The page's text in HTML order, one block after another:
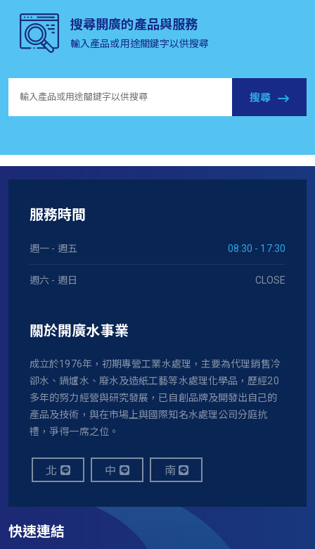
搜尋開廣的產品與服務
輸入產品或用途關鍵字以供搜尋
搜尋
服務時間
週一 - 週五 08:30 - 17:30
週六 - 週日 CLOSE
關於開廣水事業
成立於1976年，初期專營工業水處理，主要為代理銷售冷
卻水、鍋爐水、廢水及造紙工藝等水處理化學品，歷經20
多年的努力經營與研究發展，已自創品牌及開發出自己的
產品及技術，與在市場上與國際知名水處理公司分庭抗
禮，爭得一席之位。
北 中 南
快速連結